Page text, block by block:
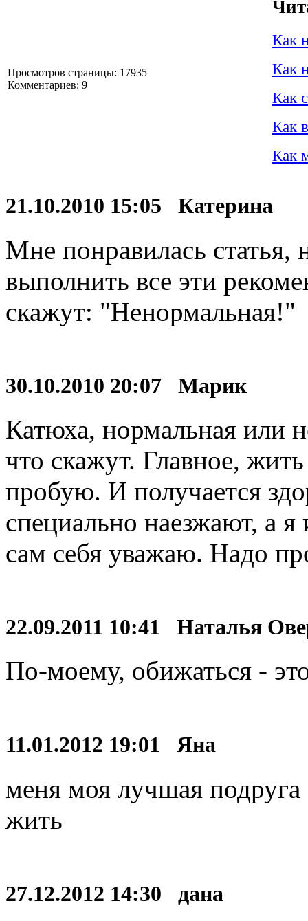
Просмотров страницы: 17935
Комментариев: 9
Как
Как
Как
Как
Как
21.10.2010 15:05 Катерина
Мне понравилась статья,
выполнить все эти
скажут: "Ненормальная!"
30.10.2010 20:07 Марик
Катюха, нормальная или
что скажут. Главное,
пробую. И получается
специально наезжают, а
сам себя уважаю. Надо
22.09.2011 10:41 Наталья
По-моему, обижаться -
11.01.2012 19:01 Яна
меня моя лучшая подруга
жить
27.12.2012 14:30 дана